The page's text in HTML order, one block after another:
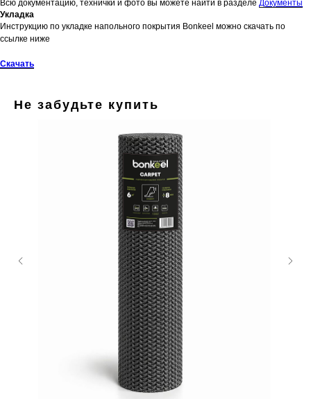
Всю документацию, технички и фото вы можете найти в разделе Документы
Укладка
Инструкцию по укладке напольного покрытия Bonkeel можно скачать по
ссылке ниже
Скачать
Не забудьте купить